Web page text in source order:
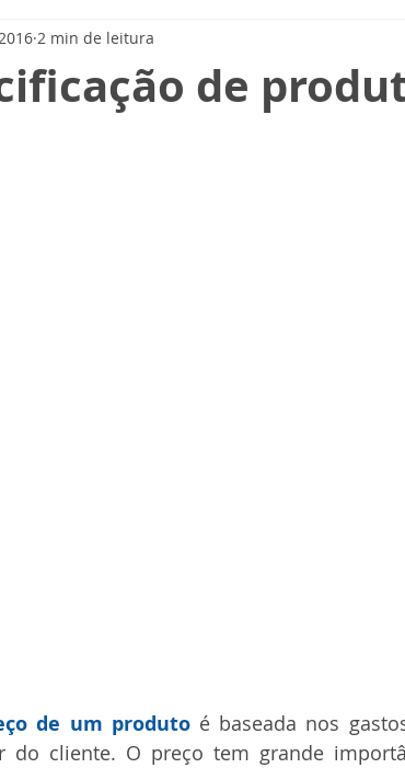
de
2 min de leitura
de um produto é baseada nos
do cliente. O preço tem grande